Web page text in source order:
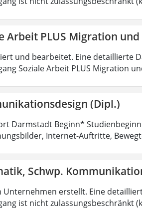
Arbeit PLUS Migration
und bearbeitet. Eine detaillierte
Soziale Arbeit PLUS Migration
(Dipl.)
Darmstadt Beginn*
Internet-Auftritte,
Schwp.
Unternehmen erstellt. Eine
ist nicht zulassungsbeschränkt